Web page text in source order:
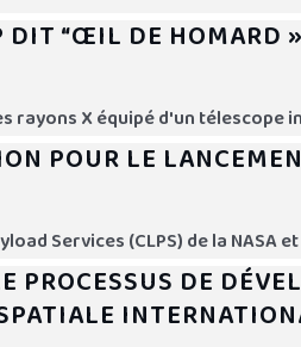
“ŒIL DE HOMARD
rayons X équipé d'un
POUR LE
Services (CLPS) de la NASA
PROCESSUS DE